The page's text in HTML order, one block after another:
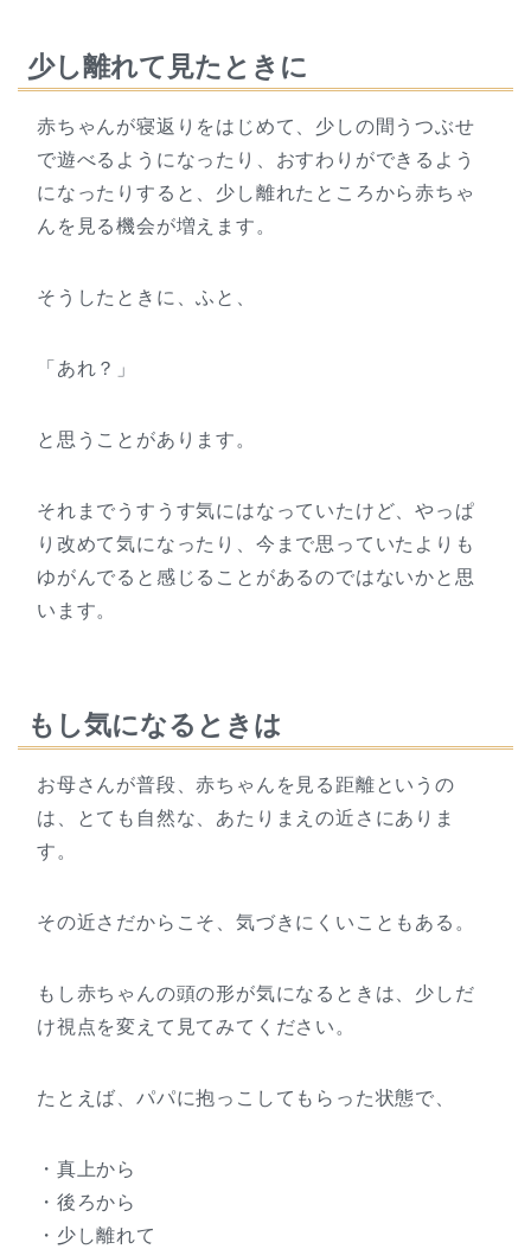
少し離れて見たときに
赤ちゃんが寝返りをはじめて、少しの間うつぶせ
で遊べるようになったり、おすわりができるよう
になったりすると、少し離れたところから赤ちゃ
んを見る機会が増えます。
そうしたときに、ふと、
「あれ？」
と思うことがあります。
それまでうすうす気にはなっていたけど、やっぱ
り改めて気になったり、今まで思っていたよりも
ゆがんでると感じることがあるのではないかと思
います。
もし気になるときは
お母さんが普段、赤ちゃんを見る距離というの
は、とても自然な、あたりまえの近さにありま
す。
その近さだからこそ、気づきにくいこともある。
もし赤ちゃんの頭の形が気になるときは、少しだ
け視点を変えて見てみてください。
たとえば、パパに抱っこしてもらった状態で、
・真上から
・後ろから
・少し離れて